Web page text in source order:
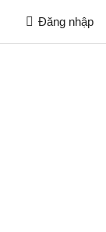
Đăng nhập